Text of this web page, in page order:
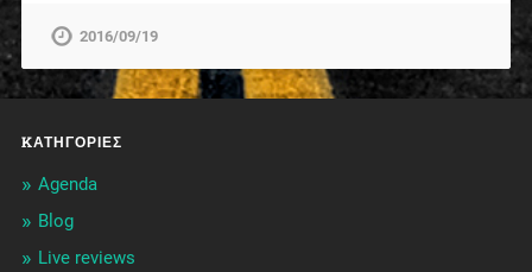
2016/09/19
KΑΤΗΓΟΡΊΕΣ
Agenda
Blog
Live reviews